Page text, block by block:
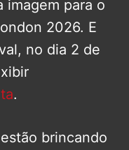
imagem para o
2026. E
no dia 2 de
.
brincando